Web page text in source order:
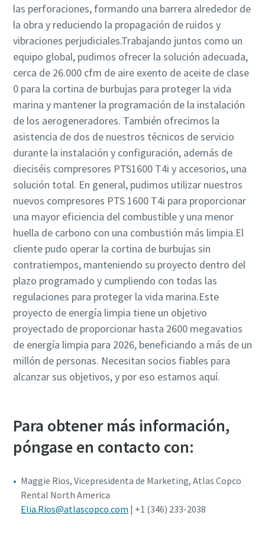
las perforaciones, formando una barrera alrededor de
la obra y reduciendo la propagación de ruidos y
vibraciones perjudiciales.Trabajando juntos como un
equipo global, pudimos ofrecer la solución adecuada,
cerca de 26.000 cfm de aire exento de aceite de clase
0 para la cortina de burbujas para proteger la vida
marina y mantener la programación de la instalación
de los aerogeneradores. También ofrecimos la
asistencia de dos de nuestros técnicos de servicio
durante la instalación y configuración, además de
dieciséis compresores PTS1600 T4i y accesorios, una
solución total. En general, pudimos utilizar nuestros
nuevos compresores PTS 1600 T4i para proporcionar
una mayor eficiencia del combustible y una menor
huella de carbono con una combustión más limpia.El
cliente pudo operar la cortina de burbujas sin
contratiempos, manteniendo su proyecto dentro del
plazo programado y cumpliendo con todas las
regulaciones para proteger la vida marina.Este
proyecto de energía limpia tiene un objetivo
proyectado de proporcionar hasta 2600 megavatios
de energía limpia para 2026, beneficiando a más de un
millón de personas. Necesitan socios fiables para
alcanzar sus objetivos, y por eso estamos aquí.
Para obtener más información,
póngase en contacto con:
Maggie Rios, Vicepresidenta de Marketing, Atlas Copco
Rental North America
Elia.Rios@atlascopco.com | +1 (346) 233-2038